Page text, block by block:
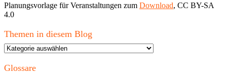
Planungsvorlage für Veranstaltungen zum Download, CC BY-SA
4.0
Themen in diesem Blog
Themen
diesem
Glossare